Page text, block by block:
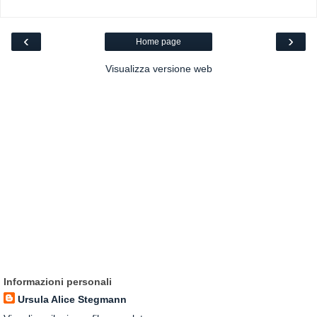
‹ ›
Home page
Visualizza versione web
Informazioni personali
Ursula Alice Stegmann